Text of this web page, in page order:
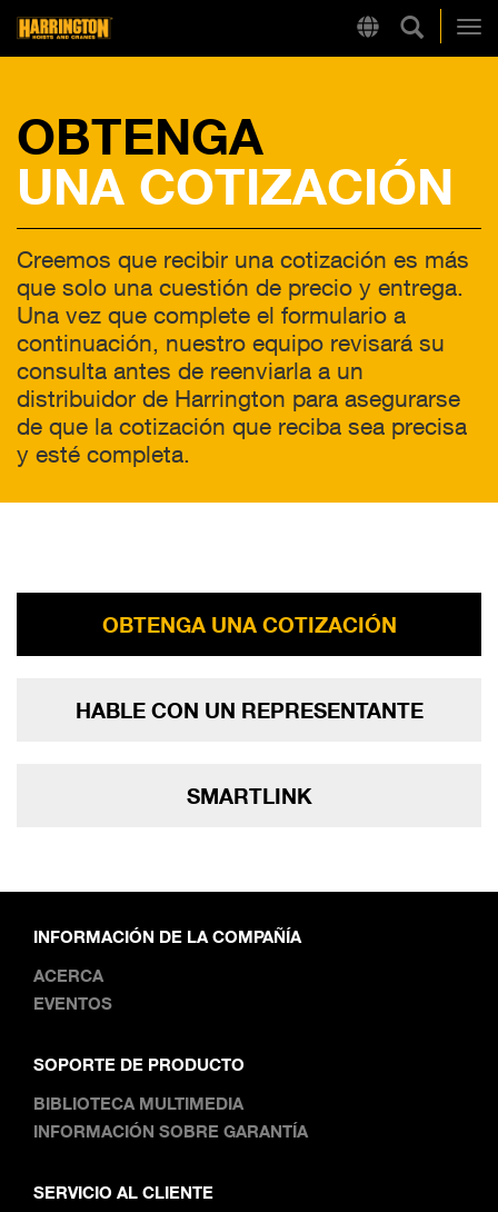
RegionHarrington
LINKS RÁPIDOS
OBTENGA
UNA COTIZACIÓN
Creemos que recibir una cotización es más
que solo una cuestión de precio y entrega.
Una vez que complete el formulario a
continuación, nuestro equipo revisará su
consulta antes de reenviarla a un
distribuidor de Harrington para asegurarse
de que la cotización que reciba sea precisa
y esté completa.
OBTENGA UNA COTIZACIÓN
HABLE CON UN REPRESENTANTE
SMARTLINK
INFORMACIÓN DE LA COMPAÑÍA
ACERCA
EVENTOS
SOPORTE DE PRODUCTO
BIBLIOTECA MULTIMEDIA
INFORMACIÓN SOBRE GARANTÍA
SERVICIO AL CLIENTE